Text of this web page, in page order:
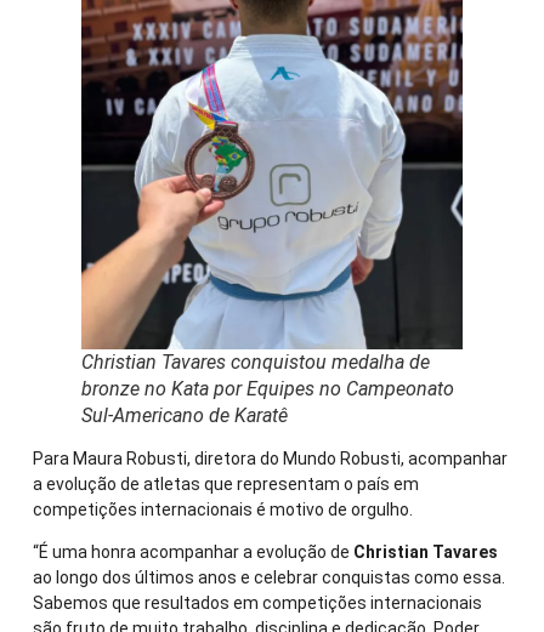
Christian Tavares conquistou medalha de
bronze no Kata por Equipes no Campeonato
Sul-Americano de Karatê
Para Maura Robusti, diretora do Mundo Robusti, acompanhar
a evolução de atletas que representam o país em
competições internacionais é motivo de orgulho.
“É uma honra acompanhar a evolução de Christian Tavares
ao longo dos últimos anos e celebrar conquistas como essa.
Sabemos que resultados em competições internacionais